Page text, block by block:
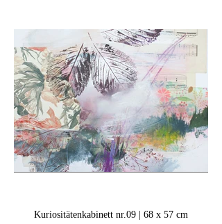
Kuriositätenkabinett nr.09 | 68 x 57 cm